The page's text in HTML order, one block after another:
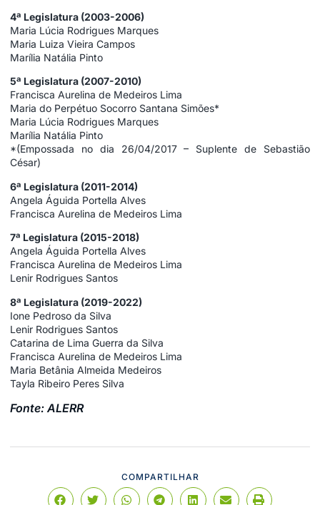
4ª Legislatura (2003-2006)
Maria Lúcia Rodrigues Marques
Maria Luiza Vieira Campos
Marília Natália Pinto
5ª Legislatura (2007-2010)
Francisca Aurelina de Medeiros Lima
Maria do Perpétuo Socorro Santana Simões*
Maria Lúcia Rodrigues Marques
Marília Natália Pinto
*(Empossada no dia 26/04/2017 – Suplente de Sebastião
César)
6ª Legislatura (2011-2014)
Angela Águida Portella Alves
Francisca Aurelina de Medeiros Lima
7ª Legislatura (2015-2018)
Angela Águida Portella Alves
Francisca Aurelina de Medeiros Lima
Lenir Rodrigues Santos
8ª Legislatura (2019-2022)
Ione Pedroso da Silva
Lenir Rodrigues Santos
Catarina de Lima Guerra da Silva
Francisca Aurelina de Medeiros Lima
Maria Betânia Almeida Medeiros
Tayla Ribeiro Peres Silva
Fonte: ALERR
COMPARTILHAR